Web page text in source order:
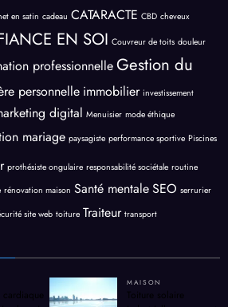
en satin cadeau CATARACTE CBD cheveux
EN SOI Couvreur de toits douleur
professionnelleGestion du
personnelle immobilier investissement
digital Menuisier mode éthique
mariage paysagiste performance sportive Piscines
prothésiste ongulaire responsabilité sociétale routine
rénovation maison Santé mentaleSEO serrurier
site web toiture Traiteur transport
cardiaque
MAISON
Toiture solaire